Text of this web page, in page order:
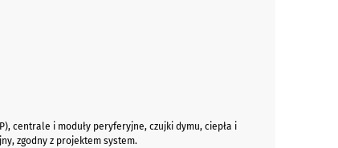
centrale i moduły peryferyjne, czujki dymu, ciepła i
zgodny z projektem system.